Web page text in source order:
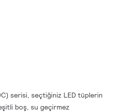
serisi, seçtiğiniz LED tüplerin
boş, su geçirmez